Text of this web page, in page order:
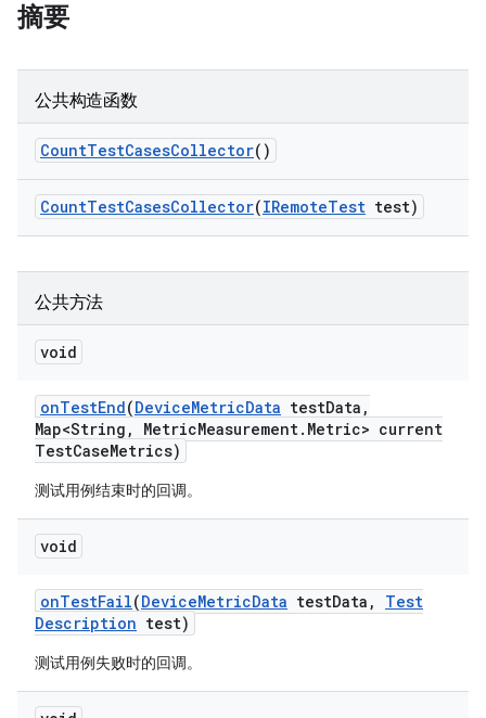
摘要
公共构造函数
CountTestCasesCollector()
CountTestCasesCollector(IRemoteTest test)
公共方法
void
onTestEnd(DeviceMetricData testData ,
Map<String , MetricMeasurement. Metric> current
TestCaseMetrics)
测试用例结束时的回调。
void
onTestFail(DeviceMetricData testData ,
Test
Description test)
测试用例失败时的回调。